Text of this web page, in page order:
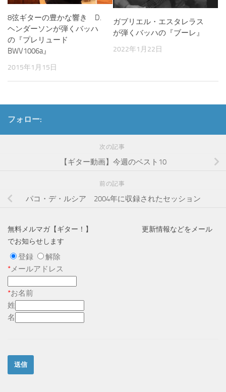
8弦ギターの豊かな響き D.
ヘンダーソンが弾くバッハ
の『プレリュード
BWV1006a』
2015年1月15日
ガブリエル・エスタレラス
が弾くバッハの『ブーレ』
2022年1月22日
フォロー:
次の記事
【ギター動画】今週のベスト10
前の記事
パコ・デ・ルシア 2004年に収録されたセッション
無料メルマガ【ギター！】 更新情報などをメール
でお知らせします
登録
解除
*メールアドレス
*お名前
姓
名